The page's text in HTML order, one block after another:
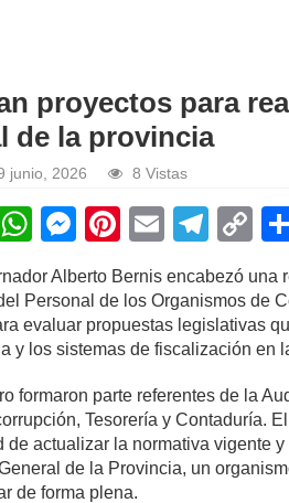
proyectos para
de la provincia
junio, 2026 8 Vistas
T
W
at
s
A
p
p
M
ss
e
n
g
er
Pi
nt
er
e
st
E
ail
T
el
e
gr
a
m
C
p
y
Li
n
k
Alberto Bernis encabezó una
Personal de los Organismos de
evaluar propuestas legislativas
y los sistemas de fiscalización en
formaron parte referentes de la
Tesorería y Contaduría.
de actualizar la normativa vigente
de la Provincia, un
de forma plena.